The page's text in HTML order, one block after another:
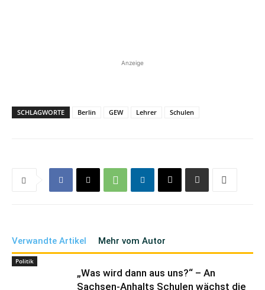
Anzeige
SCHLAGWORTE Berlin GEW Lehrer Schulen
Verwandte Artikel Mehr vom Autor
Politik
„Was wird dann aus uns?“ – An
Sachsen-Anhalts Schulen wächst die